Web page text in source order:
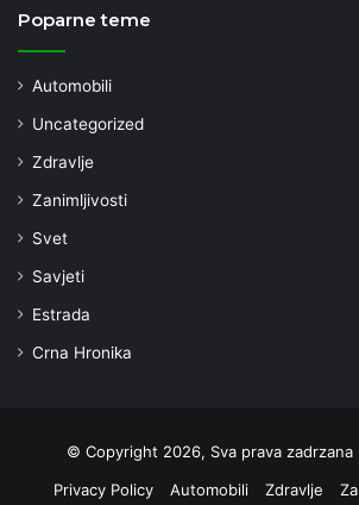
Poparne teme
Automobili
Uncategorized
Zdravlje
Zanimljivosti
Svet
Savjeti
Estrada
Crna Hronika
© Copyright 2026, Sva prava
Privacy Policy
Automobili Zdravlje